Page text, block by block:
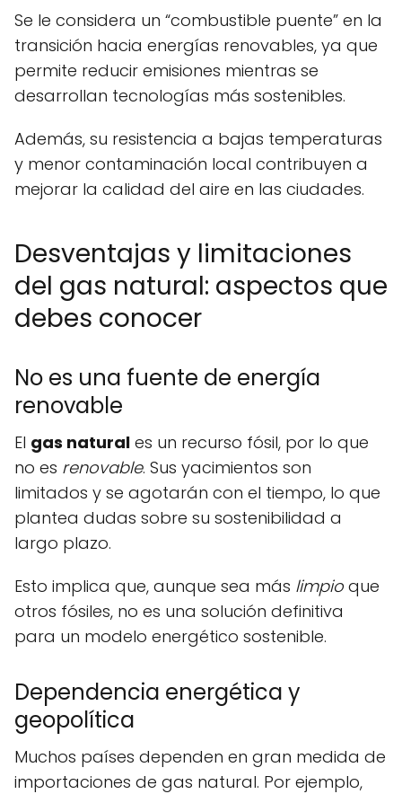
Se le considera un “combustible puente” en la
transición hacia energías renovables, ya que
permite reducir emisiones mientras se
desarrollan tecnologías más sostenibles.
Además, su resistencia a bajas temperaturas
y menor contaminación local contribuyen a
mejorar la calidad del aire en las ciudades.
Desventajas y limitaciones
del gas natural: aspectos que
debes conocer
No es una fuente de energía
renovable
El gas natural es un recurso fósil, por lo que
no es renovable. Sus yacimientos son
limitados y se agotarán con el tiempo, lo que
plantea dudas sobre su sostenibilidad a
largo plazo.
Esto implica que, aunque sea más limpio que
otros fósiles, no es una solución definitiva
para un modelo energético sostenible.
Dependencia energética y
geopolítica
Muchos países dependen en gran medida de
importaciones de gas natural. Por ejemplo,